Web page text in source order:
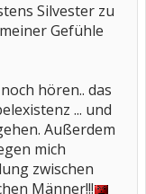
Silvester zu
Gefühle
hören.. das
... und
Außerdem
mich
zwischen
Männer!!!